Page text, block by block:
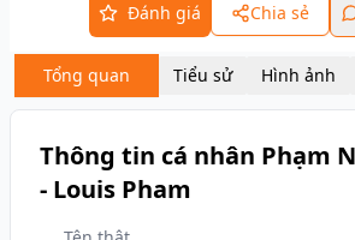
Đánh giá Chia sẻ
Tổng quan Tiểu sử Hình ảnh
Thông tin cá nhân Phạm
- Louis Pham